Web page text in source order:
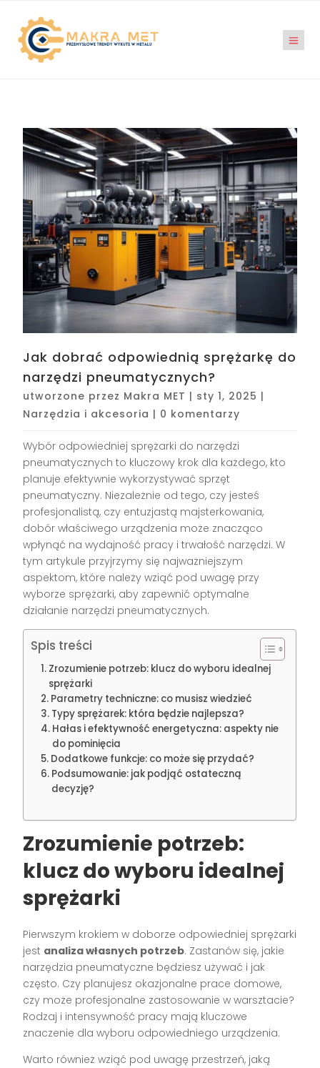
Jak dobrać odpowiednią sprężarkę do
narzędzi pneumatycznych?
utworzone przez Makra MET | sty 1, 2025 |
Narzędzia i akcesoria | 0 komentarzy
Wybór odpowiedniej sprężarki do narzędzi
pneumatycznych to kluczowy krok dla każdego, kto
planuje efektywnie wykorzystywać sprzęt
pneumatyczny. Niezależnie od tego, czy jesteś
profesjonalistą, czy entuzjastą majsterkowania,
dobór właściwego urządzenia może znacząco
wpłynąć na wydajność pracy i trwałość narzędzi. W
tym artykule przyjrzymy się najważniejszym
aspektom, które należy wziąć pod uwagę przy
wyborze sprężarki, aby zapewnić optymalne
działanie narzędzi pneumatycznych.
Spis treści
Zrozumienie potrzeb: klucz do wyboru idealnej
sprężarki
Parametry techniczne: co musisz wiedzieć
Typy sprężarek: która będzie najlepsza?
Hałas i efektywność energetyczna: aspekty nie
do pominięcia
Dodatkowe funkcje: co może się przydać?
Podsumowanie: jak podjąć ostateczną
decyzję?
Zrozumienie potrzeb:
klucz do wyboru idealnej
sprężarki
Pierwszym krokiem w doborze odpowiedniej sprężarki
jest analiza własnych potrzeb. Zastanów się, jakie
narzędzia pneumatyczne będziesz używać i jak
często. Czy planujesz okazjonalne prace domowe,
czy może profesjonalne zastosowanie w warsztacie?
Rodzaj i intensywność pracy mają kluczowe
znaczenie dla wyboru odpowiedniego urządzenia.
Warto również wziąć pod uwagę przestrzeń, jaką